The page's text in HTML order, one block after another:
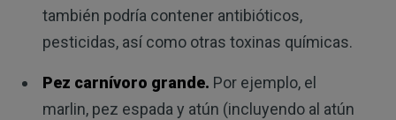
también podría contener antibióticos,
pesticidas, así como otras toxinas químicas.
Pez carnívoro grande. Por ejemplo, el
marlin, pez espada y atún (incluyendo al atún